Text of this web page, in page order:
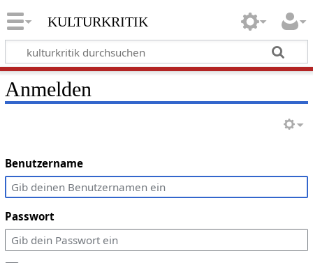
kulturkritik
Anmelden
Benutzername
Passwort